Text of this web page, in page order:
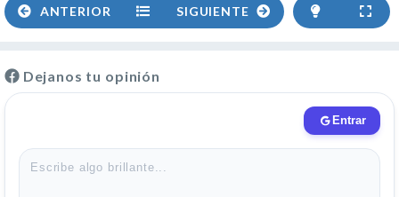
ANTERIOR SIGUIENTE
Dejanos tu opinión